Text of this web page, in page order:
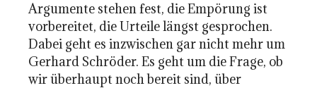
Argumente stehen fest, die Empörung ist
vorbereitet, die Urteile längst gesprochen.
Dabei geht es inzwischen gar nicht mehr um
Gerhard Schröder. Es geht um die Frage, ob
wir überhaupt noch bereit sind, über